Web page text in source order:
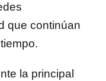
que continúan
la principal